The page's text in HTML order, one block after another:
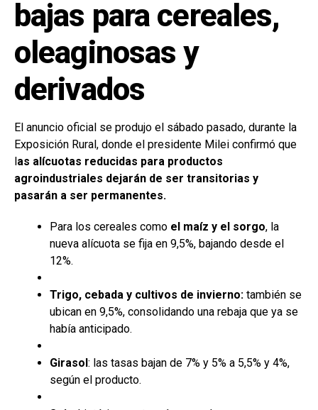
bajas para cereales,
oleaginosas y
derivados
El anuncio oficial se produjo el sábado pasado, durante la
Exposición Rural, donde el presidente Milei confirmó que
las alícuotas reducidas para productos
agroindustriales dejarán de ser transitorias y
pasarán a ser permanentes.
Para los cereales como el maíz y el sorgo, la
nueva alícuota se fija en 9,5%, bajando desde el
12%.
Trigo, cebada y cultivos de invierno: también se
ubican en 9,5%, consolidando una rebaja que ya se
había anticipado.
Girasol: las tasas bajan de 7% y 5% a 5,5% y 4%,
según el producto.